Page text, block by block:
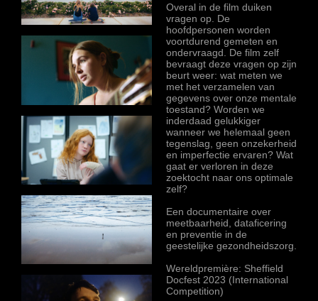
Overal in de film duiken
vragen op. De
hoofdpersonen worden
voortdurend gemeten en
ondervraagd. De film zelf
bevraagt deze vragen op zijn
beurt weer: wat meten we
met het verzamelen van
gegevens over onze mentale
toestand? Worden we
inderdaad gelukkiger
wanneer we helemaal geen
tegenslag, geen onzekerheid
en imperfectie ervaren? Wat
gaat er verloren in deze
zoektocht naar ons optimale
zelf?
Een documentaire over
meetbaarheid, dataficering
en preventie in de
geestelijke gezondheidszorg.
Wereldpremière: Sheffield
Docfest 2023 (International
Competition)